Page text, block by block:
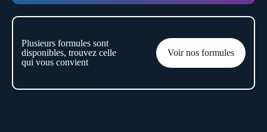
Plusieurs formules sont
disponibles, trouvez celle
qui vous convient
Voir nos formules